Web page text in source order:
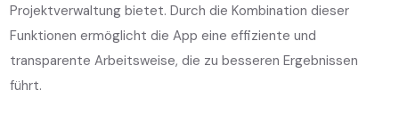
Projektverwaltung bietet. Durch die Kombination dieser
Funktionen ermöglicht die App eine effiziente und
transparente Arbeitsweise, die zu besseren Ergebnissen
führt.